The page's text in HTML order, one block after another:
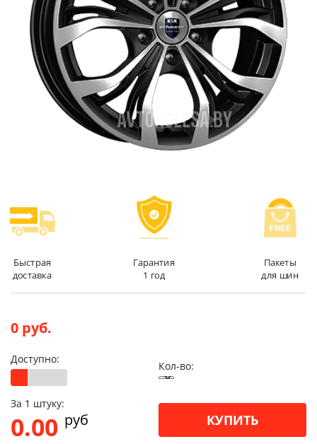
Быстрая
доставка
Гарантия
1 год
Пакеты
для шин
0 руб.
Доступно:
Кол-во:
За 1 штуку:
0.00 pуб КУПИТЬ